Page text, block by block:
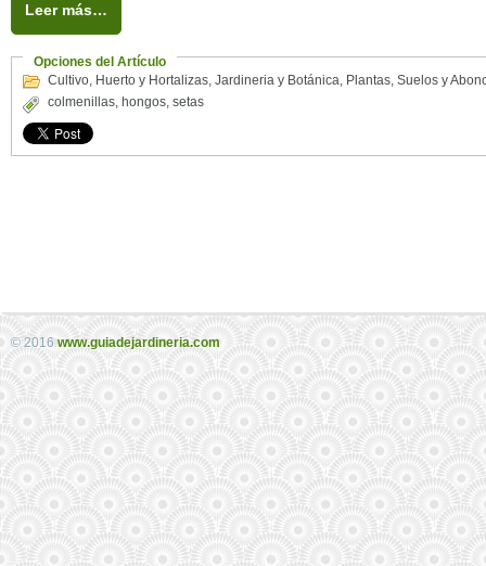
Leer más…
Opciones del Artículo
Cultivo, Huerto y Hortalizas, Jardineria y Botánica, Plantas, Suelos y
colmenillas, hongos, setas
© 2016 www.guiadejardineria.com